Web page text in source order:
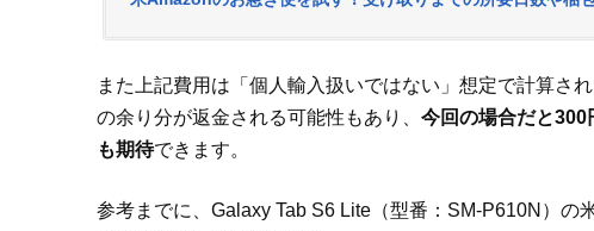
また上記費用は「個人輸入扱いではない」想定で計算さ
の余り分が返金される可能性もあり、 今回の場合だと300
も期待できます。
参考までに、Galaxy Tab S6 Lite（型番：SM-P610N）の